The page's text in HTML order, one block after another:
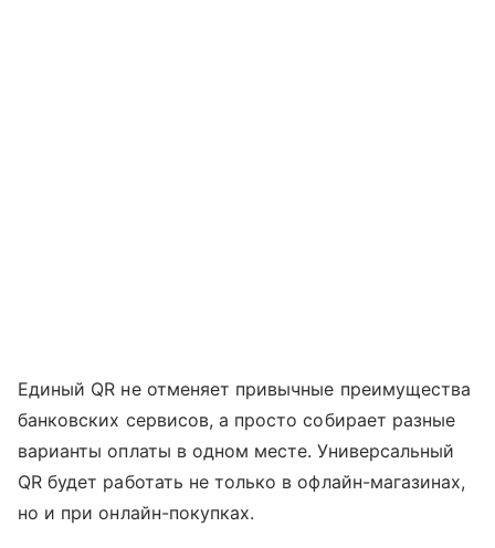
Единый QR не отменяет привычные преимущества
банковских сервисов, а просто собирает разные
варианты оплаты в одном месте. Универсальный
QR будет работать не только в офлайн-магазинах,
но и при онлайн-покупках.